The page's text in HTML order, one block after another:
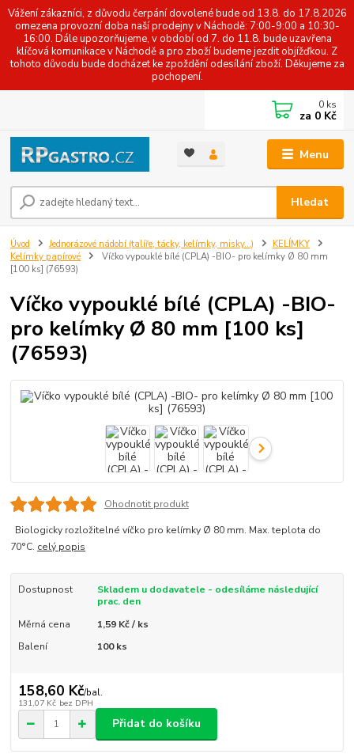
Vážení zákazníci, z důvodu čerpání dovolené bude od 13.8. do 17.8.2026
omezena provozní doba naší prodejny v Náchodě: 7:00-9:00 a 10:30-
16:00. Dále upozorňujeme, v období od 7. do 11.8. bude uzavřena
klíčová komunikace v Náchodě a pro zboží budeme jezdit objížďkou. Z
tohoto důvodu bude docházet ke zpoždění odesílání zboží. Děkujeme za
pochopení.
Menu
Hledat
0 ks
za 0 Kč
Úvod Jednorázové nádobí (talíře, tácky, kelímky, misky...)
KELÍMKY
Kelímky papírové
Víčko vypouklé bílé (CPLA) -BIO- pro kelímky Ø 80 mm
[100 ks] (76593)
Víčko vypouklé bílé (CPLA) -BIO-
pro kelímky Ø 80 mm [100 ks]
(76593)
Ohodnotit produkt
Biologicky rozložitelné víčko pro kelímky Ø 80 mm. Max. teplota do
70°C. celý popis
Dostupnost
Skladem u dodavatele - odesíláme následující
prac. den
Měrná cena
1,59 Kč / ks
Balení
100 ks
158,60 Kč/bal.
131,07 Kč bez DPH
Přidat do košíku